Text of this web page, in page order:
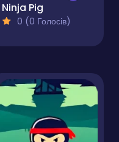
Ninja Pig
0 (0 Голосів)